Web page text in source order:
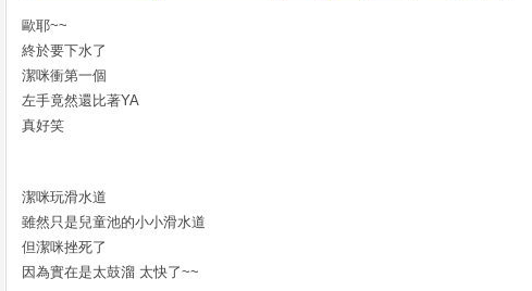
歐耶~~
終於要下水了
潔咪衝第一個
左手竟然還比著YA
真好笑
潔咪玩滑水道
雖然只是兒童池的小小滑水道
但潔咪挫死了
因為實在是太鼓溜 太快了~~